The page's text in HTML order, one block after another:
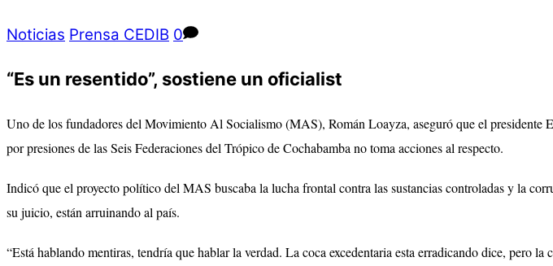
Noticias Prensa CEDIB 0
“Es un resentido”, sostiene un oficialist
Uno de los fundadores del Movimiento Al Socialismo (MAS), Román Loayza, aseguró que el
por presiones de las Seis Federaciones del Trópico de Cochabamba no toma acciones al respecto.
Indicó que el proyecto político del MAS buscaba la lucha frontal contra las sustancias controladas y la
su juicio, están arruinando al país.
“Está hablando mentiras, tendría que hablar la verdad. La coca excedentaria esta erradicando dice, pero